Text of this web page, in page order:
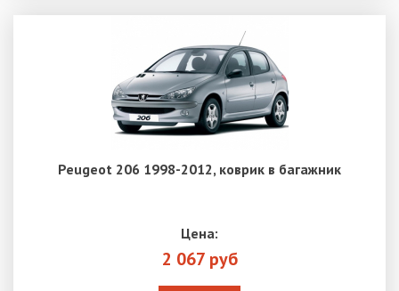
Peugeot 206 1998-2012, коврик в багажник
Цена:
2 067 руб